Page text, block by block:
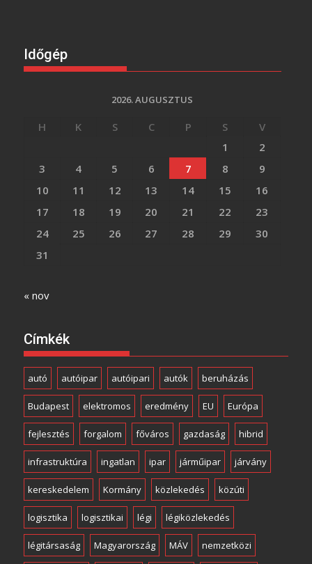
Időgép
2026. AUGUSZTUS
H K S C P S
V
1
2
3
4 5 6 7 8
9
10
11 12 13 14 15
16
17
18 19 20 21 22
23
24
25 26 27 28 29
30
31
« nov
Címkék
autó autóipar autóipari autók beruházás
Budapest elektromos eredmény EU Európa
fejlesztés forgalom főváros gazdaság hibrid
infrastruktúra ingatlan ipar járműipar járvány
kereskedelem Kormány közlekedés közúti
logisztika logisztikai légi légiközlekedés
légitársaság Magyarország MÁV nemzetközi